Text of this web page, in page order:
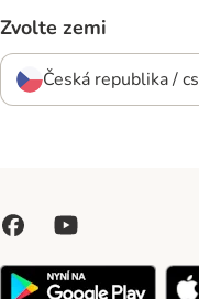
Zvolte zemi
Česká republika / cs